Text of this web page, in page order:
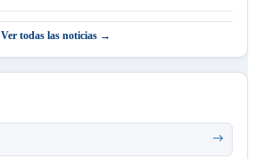
Ver todas las noticias →